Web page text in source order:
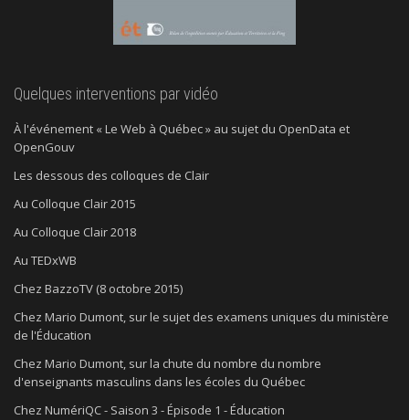
Quelques interventions par vidéo
À l'événement « Le Web à Québec » au sujet du OpenData et
OpenGouv
Les dessous des colloques de Clair
Au Colloque Clair 2015
Au Colloque Clair 2018
Au TEDxWB
Chez BazzoTV (8 octobre 2015)
Chez Mario Dumont, sur le sujet des examens uniques du ministère
de l'Éducation
Chez Mario Dumont, sur la chute du nombre du nombre
d'enseignants masculins dans les écoles du Québec
Chez NumériQC - Saison 3 - Épisode 1 - Éducation